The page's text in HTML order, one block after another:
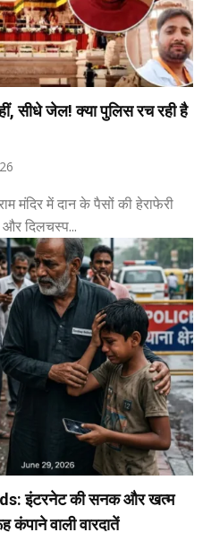
सीधे जेल! क्या पुलिस रच रही है
मंदिर में दान के पैसों की हेराफेरी
दिलचस्प...
इंटरनेट की सनक और खत्म
कंपाने वाली वारदातें